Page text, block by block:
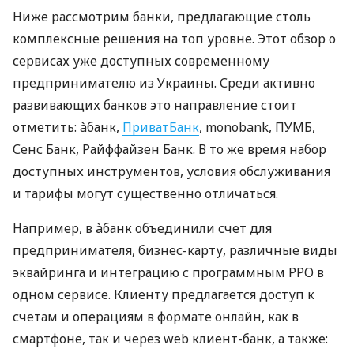
Ниже рассмотрим банки, предлагающие столь
комплексные решения на топ уровне. Этот обзор о
сервисах уже доступных современному
предпринимателю из Украины. Среди активно
развивающих банков это направление стоит
отметить: àбанк, ПриватБанк, monobank, ПУМБ,
Сенс Банк, Райффайзен Банк. В то же время набор
доступных инструментов, условия обслуживания
и тарифы могут существенно отличаться.
Например, в àбанк объединили счет для
предпринимателя, бизнес-карту, различные виды
эквайринга и интеграцию с программным РРО в
одном сервисе. Клиенту предлагается доступ к
счетам и операциям в формате онлайн, как в
смартфоне, так и через web клиент-банк, а также: